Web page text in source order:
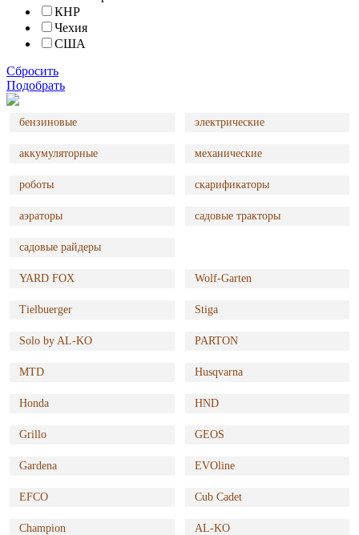
КНР
Чехия
США
Сбросить
Подобрать
бензиновые электрические
аккумуляторные механические
роботы скарификаторы
аэраторы садовые тракторы
садовые райдеры
YARD FOX Wolf-Garten
Tielbuerger Stiga
Solo by AL-KO PARTON
MTD Husqvarna
Honda HND
Grillo GEOS
Gardena EVOline
EFCO Cub Cadet
Champion AL-KO